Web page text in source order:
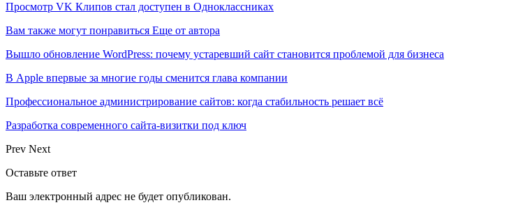
Просмотр VK Клипов стал доступен в Одноклассниках
Вам также могут понравиться Еще от автора
Вышло обновление WordPress: почему устаревший сайт становится проблемой для бизнеса
В Apple впервые за многие годы сменится глава компании
Профессиональное администрирование сайтов: когда стабильность решает всё
Разработка современного сайта-визитки под ключ
Prev Next
Оставьте ответ
Ваш электронный адрес не будет опубликован.